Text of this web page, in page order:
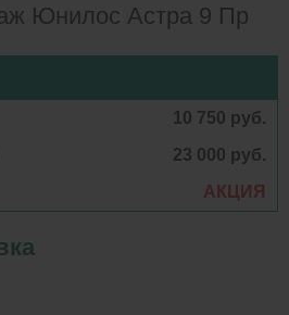
Юнилос Астра 9 Пр
10 750 руб.
23 000 руб.
АКЦИЯ